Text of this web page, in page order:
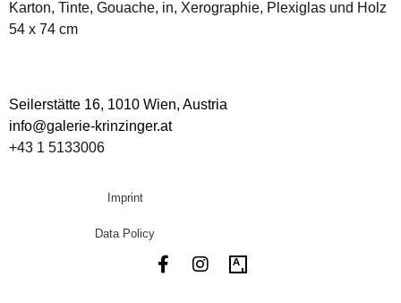
Karton, Tinte, Gouache, in, Xerographie, Plexiglas und Holz
54 x 74 cm
Seilerstätte 16, 1010 Wien, Austria
info@galerie-krinzinger.at
+43 1 5133006
Imprint
Data Policy